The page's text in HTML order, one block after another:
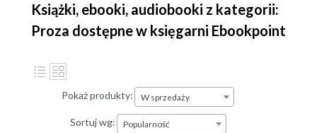
Książki, ebooki, audiobooki z kategorii:
Proza dostępne w księgarni Ebookpoint
Pokaż produkty: W sprzedaży
Sortuj wg: Popularność